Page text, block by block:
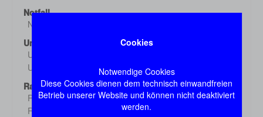
Cookies
Notwendige Cookies
Diese Cookies dienen dem technisch einwandfreien
Betrieb unserer Website und können nicht deaktiviert
werden.
Notfall
Notfall
Untersuchung
Untersuchung 1
Untersuchung 2 Demo
Radiologie
Radiologie 1
Demo
Radiologie 2